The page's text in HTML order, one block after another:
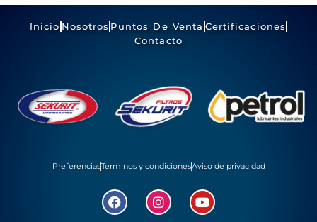
Inicio Nosotros Puntos De Venta Certificaciones
Contacto
PreferenciasTerminos y condicionesAviso de privacidad